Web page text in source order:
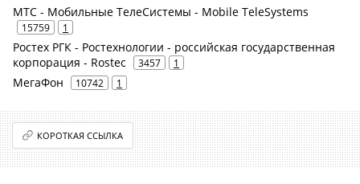
МТС - Мобильные ТелеСистемы - Mobile TeleSystems
15759 1
Ростех РГК - Ростехнологии - российская государственная
корпорация - Rostec
3457 1
МегаФон 10742 1
КОРОТКАЯ ССЫЛКА